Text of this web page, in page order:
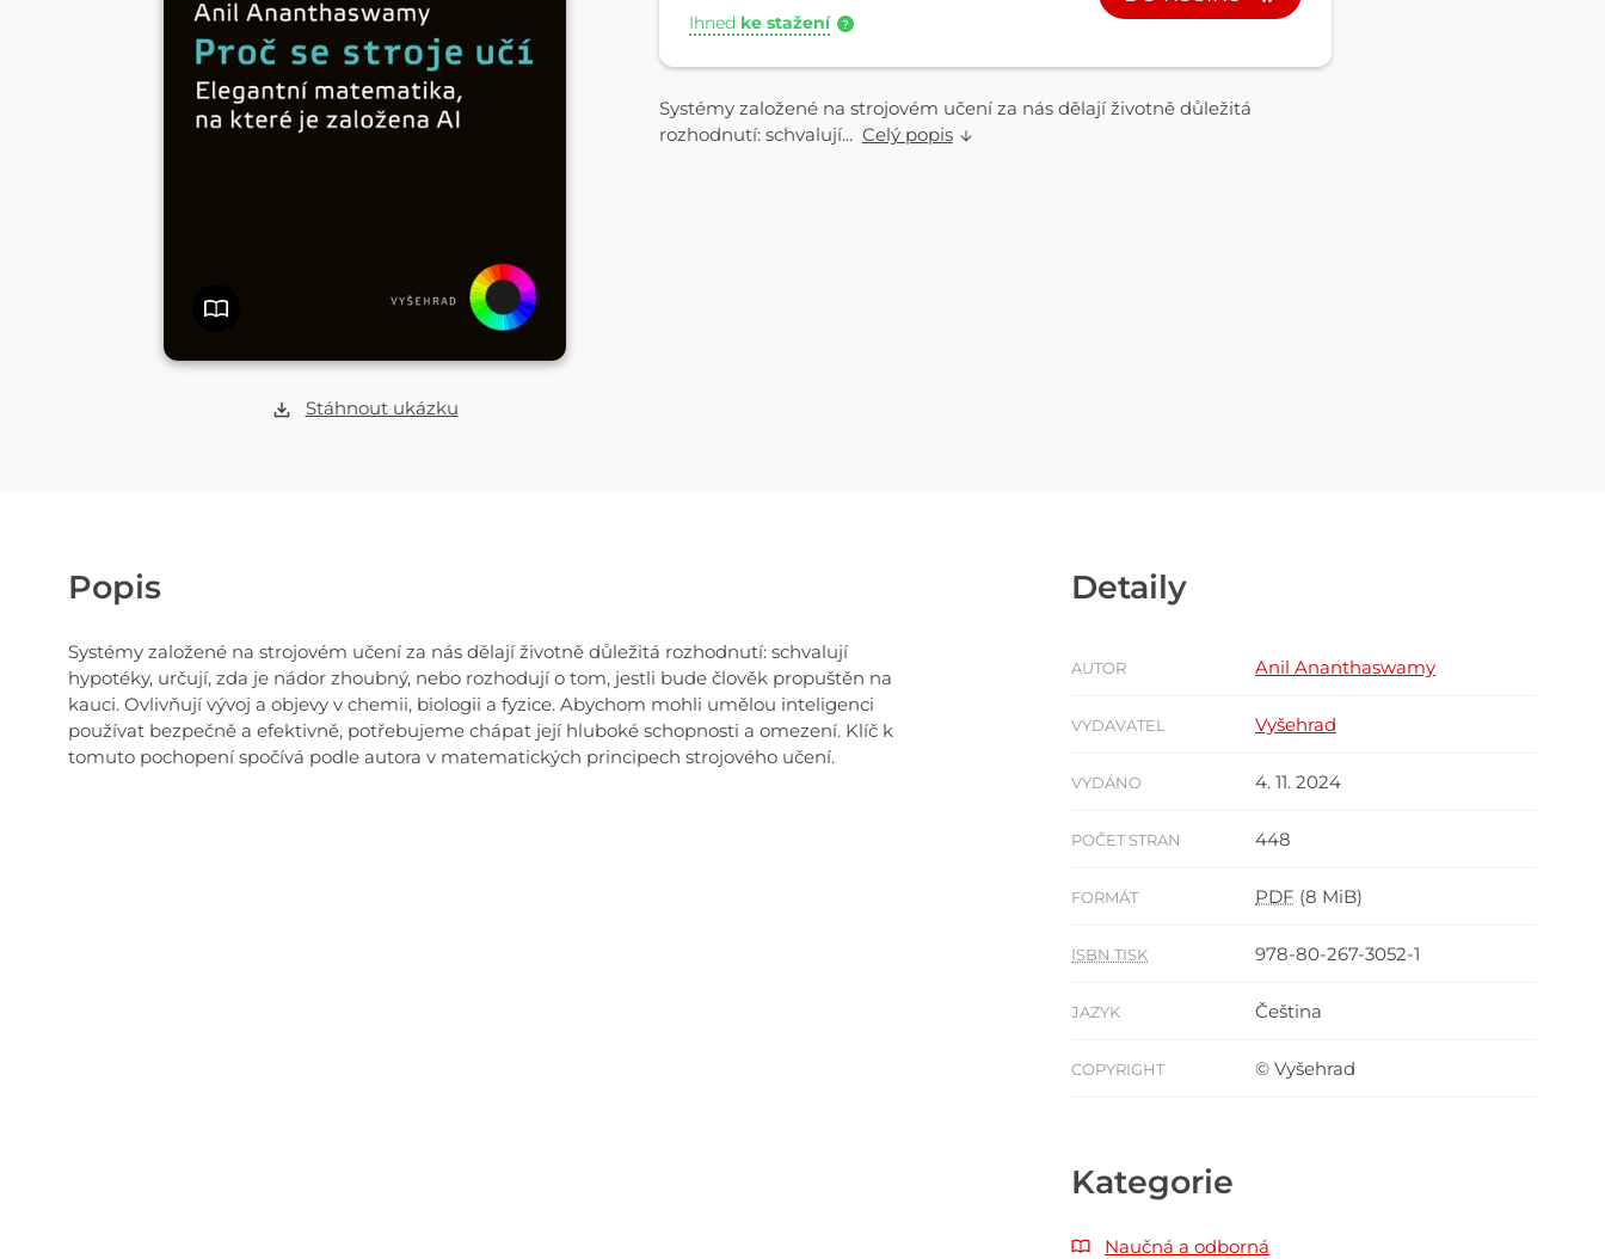
Stáhnout ukázku
Ihned ke stažení ?
Systémy založené na strojovém učení za nás dělají životně důležitá
rozhodnutí: schvalují... Celý popis
Popis
Systémy založené na strojovém učení za nás dělají životně důležitá rozhodnutí: schvalují
hypotéky, určují, zda je nádor zhoubný, nebo rozhodují o tom, jestli bude člověk propuštěn na
kauci. Ovlivňují vývoj a objevy v chemii, biologii a fyzice. Abychom mohli umělou inteligenci
používat bezpečně a efektivně, potřebujeme chápat její hluboké schopnosti a omezení. Klíč k
tomuto pochopení spočívá podle autora v matematických principech strojového učení.
Detaily
AUTOR Anil Ananthaswamy
VYDAVATEL Vyšehrad
VYDÁNO 4. 11. 2024
POČET STRAN 448
FORMÁT PDF (8 MiB)
ISBN TISK 978-80-267-3052-1
JAZYK Čeština
COPYRIGHT © Vyšehrad
Kategorie
Naučná a odborná